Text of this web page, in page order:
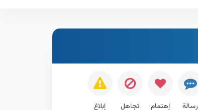
رسالة إهتمام تجاهل إبلاغ